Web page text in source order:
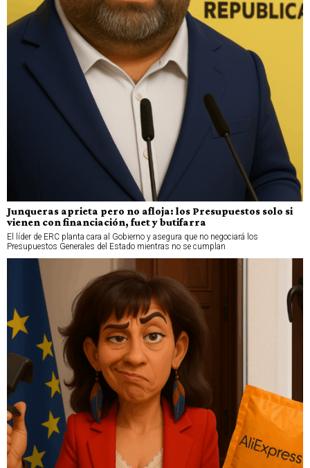
Junqueras aprieta pero no afloja: los Presupuestos solo si
vienen con financiación, fuet y butifarra
El líder de ERC planta cara al Gobierno y asegura que no negociará los
Presupuestos Generales del Estado mientras no se cumplan